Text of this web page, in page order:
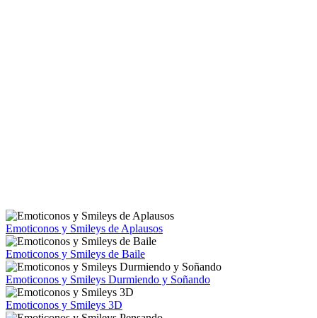
Emoticonos y Smileys de Aplausos
Emoticonos y Smileys de Baile
Emoticonos y Smileys Durmiendo y Soñando
Emoticonos y Smileys 3D